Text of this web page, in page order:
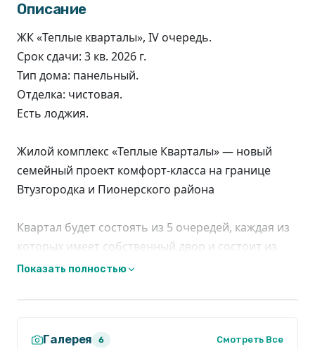
Описание
ЖК «Теплые кварталы», IV очередь.
Срок сдачи: 3 кв. 2026 г.
Тип дома: панельный.
Отделка: чистовая.
Есть лоджия.
Жилой комплекс «‎Теплые Кварталы‎»‎ — новый
семейный проект комфорт-класса на границе
Втузгородка и Пионерского района
Квартал будет состоять из 5 очередей, каждая из
которых имеет собственный двор и состоит из
нескольких домов переменной этажности от 6 до
Показать полностью
Галерея 6 Смотреть Все